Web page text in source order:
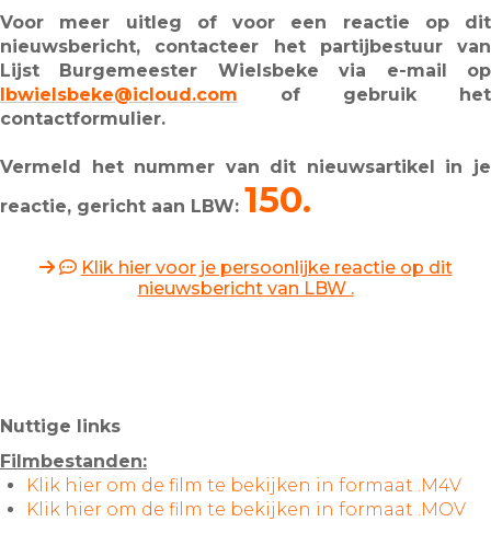
Voor meer uitleg of voor een reactie op dit
nieuwsbericht, contacteer het partijbestuur van
Lijst Burgemeester Wielsbeke via e-mail op
lbwielsbeke@icloud.com
of gebruik het
contactformulier.
Vermeld het nummer van dit nieuwsartikel in je
reactie, gericht aan LBW: 150.
Klik hier voor je persoonlijke reactie op dit
nieuwsbericht van LBW .
Nuttige links
Filmbestanden:
Klik hier om de film te bekijken in formaat .M4V
Klik hier om de film te bekijken in formaat .MOV